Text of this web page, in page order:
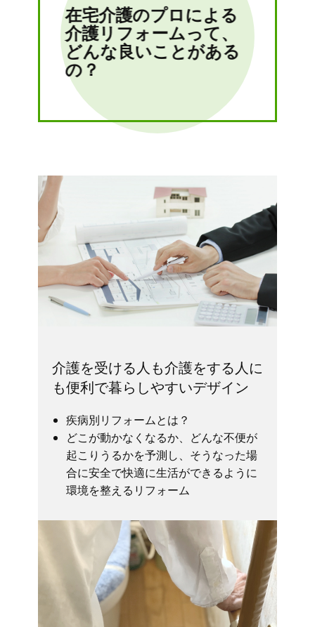
在宅介護のプロによる
介護リフォームって、
どんな良いことがある
の？
介護を受ける人も介護をする人に
も便利で暮らしやすいデザイン
疾病別リフォームとは？
どこが動かなくなるか、どんな不便が
起こりうるかを予測し、そうなった場
合に安全で快適に生活ができるように
環境を整えるリフォーム